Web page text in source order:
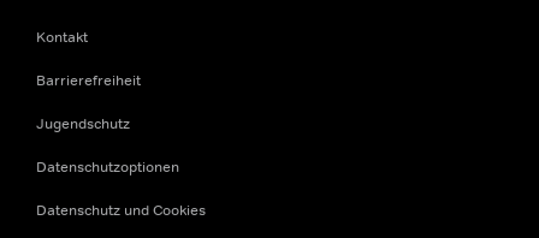
Kontakt
Barrierefreiheit
Jugendschutz
Datenschutzoptionen
Datenschutz und Cookies